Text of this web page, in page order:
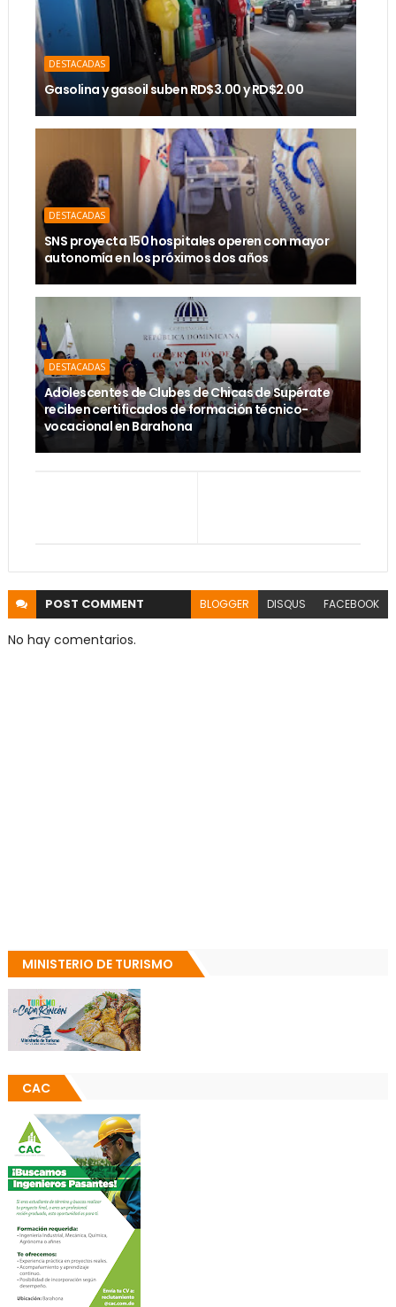
DESTACADAS
Gasolina y gasoil suben RD$3.00 y RD$2.00
DESTACADAS
SNS proyecta 150 hospitales operen con mayor
autonomía en los próximos dos años
DESTACADAS
Adolescentes de Clubes de Chicas de Supérate
reciben certificados de formación técnico-
vocacional en Barahona
POST COMMENT BLOGGER DISQUS FACEBOOK
No hay comentarios.
MINISTERIO DE TURISMO
CAC